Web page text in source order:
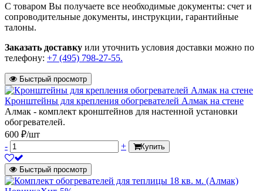
С товаром Вы получаете все необходимые документы: счет и
сопроводительные документы, инструкции, гарантийные
талоны.
Заказать доставку или уточнить условия доставки можно по
телефону: +7 (495) 798-27-55.
Быстрый просмотр
Кронштейны для крепления обогревателей Алмак на стене
Алмак - комплект кронштейнов для настенной установки
обогревателей.
600 ₽/шт
-
+ Купить
Быстрый просмотр